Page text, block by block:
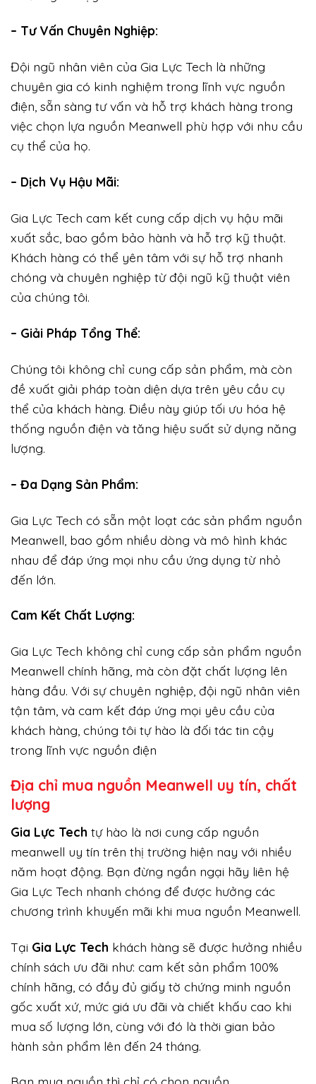
– Tư Vấn Chuyên Nghiệp:
Đội ngũ nhân viên của Gia Lực Tech là những
chuyên gia có kinh nghiệm trong lĩnh vực nguồn
điện, sẵn sàng tư vấn và hỗ trợ khách hàng trong
việc chọn lựa nguồn Meanwell phù hợp với nhu cầu
cụ thể của họ.
– Dịch Vụ Hậu Mãi:
Gia Lực Tech cam kết cung cấp dịch vụ hậu mãi
xuất sắc, bao gồm bảo hành và hỗ trợ kỹ thuật.
Khách hàng có thể yên tâm với sự hỗ trợ nhanh
chóng và chuyên nghiệp từ đội ngũ kỹ thuật viên
của chúng tôi.
– Giải Pháp Tổng Thể:
Chúng tôi không chỉ cung cấp sản phẩm, mà còn
đề xuất giải pháp toàn diện dựa trên yêu cầu cụ
thể của khách hàng. Điều này giúp tối ưu hóa hệ
thống nguồn điện và tăng hiệu suất sử dụng năng
lượng.
– Đa Dạng Sản Phẩm:
Gia Lực Tech có sẵn một loạt các sản phẩm nguồn
Meanwell, bao gồm nhiều dòng và mô hình khác
nhau để đáp ứng mọi nhu cầu ứng dụng từ nhỏ
đến lớn.
Cam Kết Chất Lượng:
Gia Lực Tech không chỉ cung cấp sản phẩm nguồn
Meanwell chính hãng, mà còn đặt chất lượng lên
hàng đầu. Với sự chuyên nghiệp, đội ngũ nhân viên
tận tâm, và cam kết đáp ứng mọi yêu cầu của
khách hàng, chúng tôi tự hào là đối tác tin cậy
trong lĩnh vực nguồn điện
Địa chỉ mua nguồn Meanwell uy tín, chất
lượng
Gia Lực Tech tự hào là nơi cung cấp nguồn
meanwell uy tín trên thị trường hiện nay với nhiều
năm hoạt động. Bạn đừng ngần ngại hãy liên hệ
Gia Lực Tech nhanh chóng để được hưởng các
chương trình khuyến mãi khi mua nguồn Meanwell.
Tại Gia Lực Tech khách hàng sẽ được hưởng nhiều
chính sách ưu đãi như: cam kết sản phẩm 100%
chính hãng, có đầy đủ giấy tờ chứng minh nguồn
gốc xuất xứ, mức giá ưu đãi và chiết khấu cao khi
mua số lượng lớn, cùng với đó là thời gian bảo
hành sản phẩm lên đến 24 tháng.